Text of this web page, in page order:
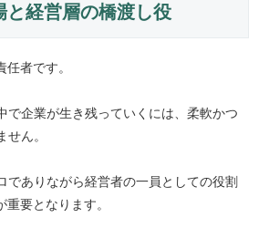
と経営層の橋渡し役
者です。
で企業が生き残っていくには、柔軟かつ
せん。
でありながら経営者の一員としての役割
要となります。